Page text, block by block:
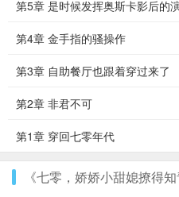
第5章 是时候发挥奥斯卡影后的
第4章 金手指的骚操作
第3章 自助餐厅也跟着穿过来了
第2章 非君不可
第1章 穿回七零年代
《七零，娇娇小甜媳撩得